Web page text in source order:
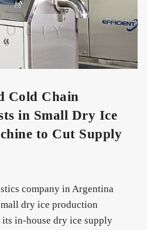
Cold Chain
in Small Dry Ice
to Cut Supply
company in Argentina
dry ice production
in-house dry ice supply